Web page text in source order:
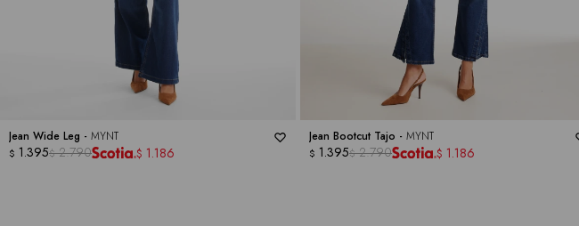
Jean Wide Leg - MYNT
$ 1.395$ 2.790 $ 1.186
Jean Bootcut Tajo -MYNT
$ 1.395$ 2.790 $ 1.186